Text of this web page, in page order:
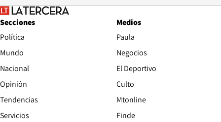
Secciones
Política
Mundo
Nacional
Opinión
Tendencias
Servicios
Medios
Paula
Negocios
El Deportivo
Culto
Mtonline
Finde